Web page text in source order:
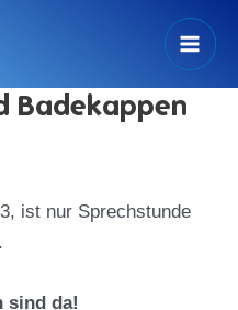
Badekappen
ist nur Sprechstunde
sind da!